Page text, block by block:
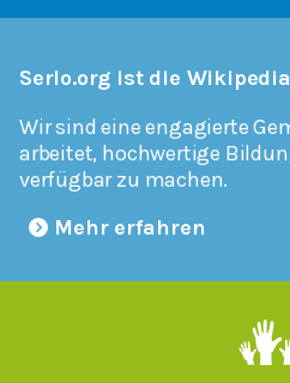
Serlo.org ist die
Wir sind eine engagierte
arbeitet, hochwertige
verfügbar zu machen.
Mehr erfahren